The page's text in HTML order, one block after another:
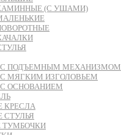
(С УШАМИ)
С ПОДЪЕМНЫМ МЕХАНИЗМОМ
С МЯГКИМ ИЗГОЛОВЬЕМ
ОСНОВАНИЕМ
КРЕСЛА
СТУЛЬЯ
ТУМБОЧКИ